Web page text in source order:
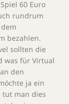
60 Euro
rundrum
bezahlen.
sollten die
was für Virtual
den
ja ein
tut man dies